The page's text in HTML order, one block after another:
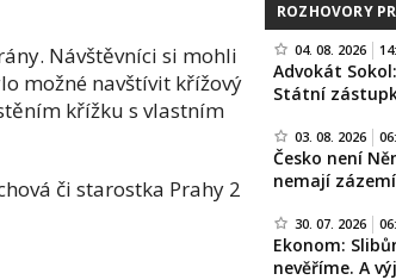
Návštěvníci si mohli
možné navštívit křížový
křížku s vlastním
či starostka Prahy 2
ROZHOVORY
04. 08. 2026
Advokát
Státní
03. 08. 2026
Česko není
nemají
30. 07. 2026
Ekonom:
nevěříme. A